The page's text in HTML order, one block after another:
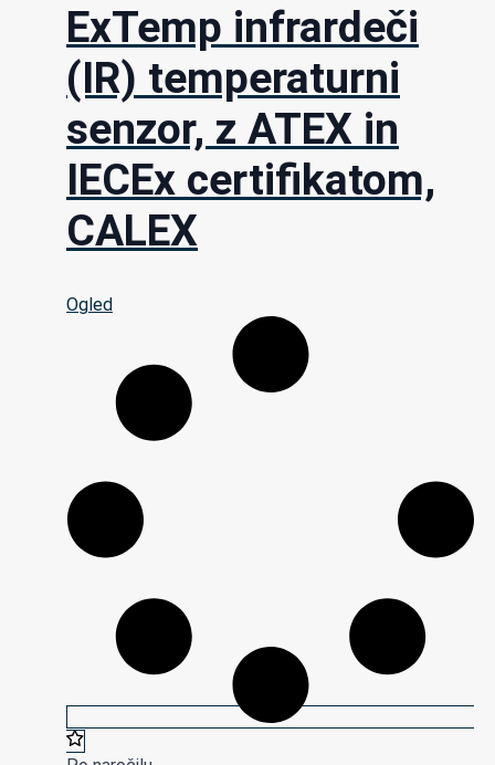
ExTemp infrardeči
(IR) temperaturni
senzor, z ATEX in
IECEx certifikatom,
CALEX
Ogled